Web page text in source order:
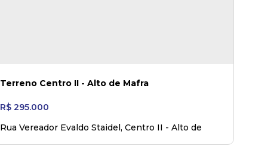
Terreno Centro II - Alto de Mafra
R$ 295.000
Rua Vereador Evaldo Staidel, Centro II - Alto de